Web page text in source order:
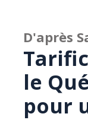
D'après
le
pour